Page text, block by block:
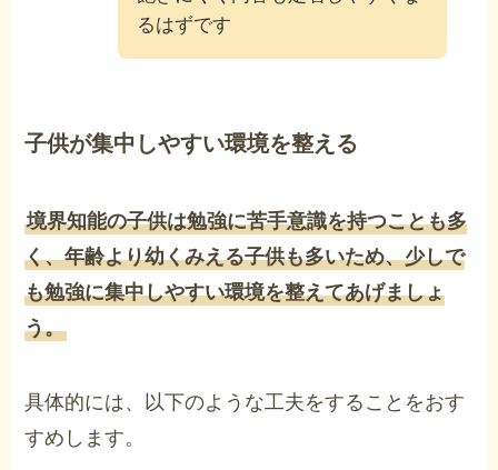
るはずです
子供が集中しやすい環境を整える
境界知能の子供は勉強に苦手意識を持つことも多
く、年齢より幼くみえる子供も多いため、少しで
も勉強に集中しやすい環境を整えてあげましょ
う。
具体的には、以下のような工夫をすることをおす
すめします。